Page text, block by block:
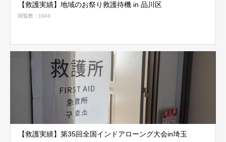
【救護実績】地域のお祭り救護待機 in 品川区
閲覧数：1043
【救護実績】第35回全国インドアローング大会in埼玉